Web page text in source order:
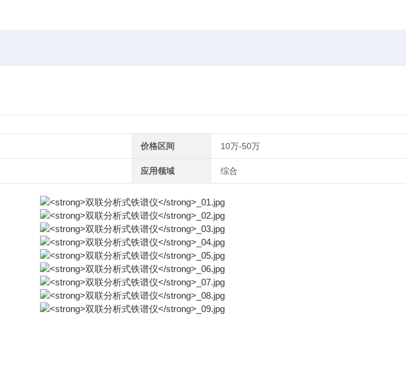
价格区间 10万-50万
应用领域 综合